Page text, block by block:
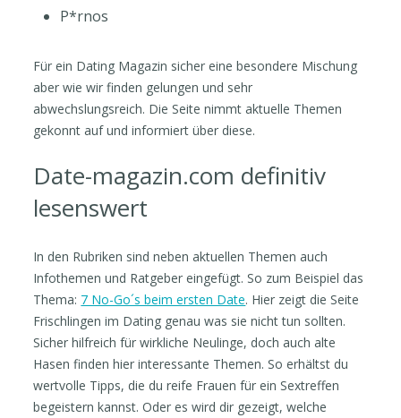
P*rnos
Für ein Dating Magazin sicher eine besondere Mischung
aber wie wir finden gelungen und sehr
abwechslungsreich. Die Seite nimmt aktuelle Themen
gekonnt auf und informiert über diese.
Date-magazin.com definitiv
lesenswert
In den Rubriken sind neben aktuellen Themen auch
Infothemen und Ratgeber eingefügt. So zum Beispiel das
Thema: 7 No-Go´s beim ersten Date. Hier zeigt die Seite
Frischlingen im Dating genau was sie nicht tun sollten.
Sicher hilfreich für wirkliche Neulinge, doch auch alte
Hasen finden hier interessante Themen. So erhältst du
wertvolle Tipps, die du reife Frauen für ein Sextreffen
begeistern kannst. Oder es wird dir gezeigt, welche